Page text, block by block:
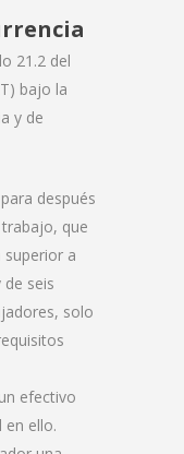
21.2 del
bajo la
y de
después
que
a
seis
solo
efectivo
en ello.